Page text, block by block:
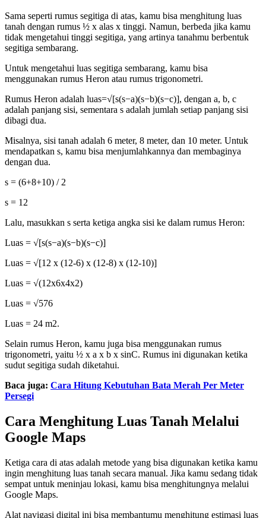
Sama seperti rumus segitiga di atas, kamu bisa menghitung luas
tanah dengan rumus ½ x alas x tinggi. Namun, berbeda jika kamu
tidak mengetahui tinggi segitiga, yang artinya tanahmu berbentuk
segitiga sembarang.
Untuk mengetahui luas segitiga sembarang, kamu bisa
menggunakan rumus Heron atau rumus trigonometri.
Rumus Heron adalah luas=√[s(s−a)(s−b)(s−c)], dengan a, b, c
adalah panjang sisi, sementara s adalah jumlah setiap panjang sisi
dibagi dua.
Misalnya, sisi tanah adalah 6 meter, 8 meter, dan 10 meter. Untuk
mendapatkan s, kamu bisa menjumlahkannya dan membaginya
dengan dua.
s = (6+8+10) / 2
s = 12
Lalu, masukkan s serta ketiga angka sisi ke dalam rumus Heron:
Luas = √[s(s−a)(s−b)(s−c)]
Luas = √[12 x (12-6) x (12-8) x (12-10)]
Luas = √(12x6x4x2)
Luas = √576
Luas = 24 m2.
Selain rumus Heron, kamu juga bisa menggunakan rumus
trigonometri, yaitu ½ x a x b x sinC. Rumus ini digunakan ketika
sudut segitiga sudah diketahui.
Baca juga: Cara Hitung Kebutuhan Bata Merah Per Meter
Persegi
Cara Menghitung Luas Tanah Melalui
Google Maps
Ketiga cara di atas adalah metode yang bisa digunakan ketika kamu
ingin menghitung luas tanah secara manual. Jika kamu sedang tidak
sempat untuk meninjau lokasi, kamu bisa menghitungnya melalui
Google Maps.
Alat navigasi digital ini bisa membantumu menghitung estimasi luas